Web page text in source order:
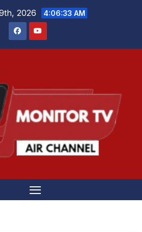
2026 4:06:34 AM